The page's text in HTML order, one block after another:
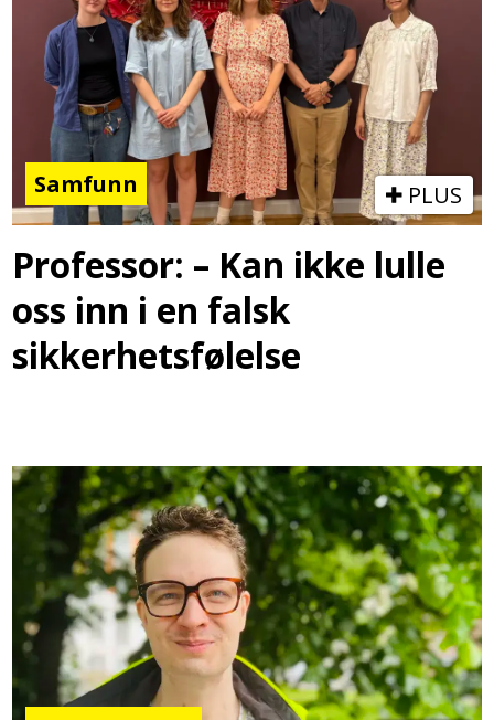
Samfunn PLUS
Professor: – Kan ikke lulle
oss inn i en falsk
sikkerhetsfølelse